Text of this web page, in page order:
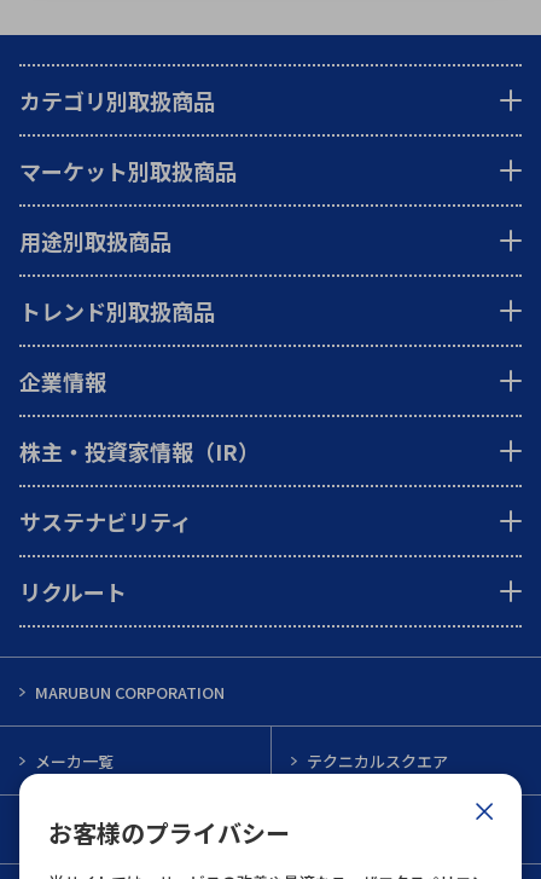
お客様のプライバシー
カテゴリ別取扱商品
マーケット別取扱商品
用途別取扱商品
トレンド別取扱商品
企業情報
株主・投資家情報（IR）
サステナビリティ
リクルート
MARUBUN CORPORATION
メーカ一覧 テクニカルスクエア
インフォメーション